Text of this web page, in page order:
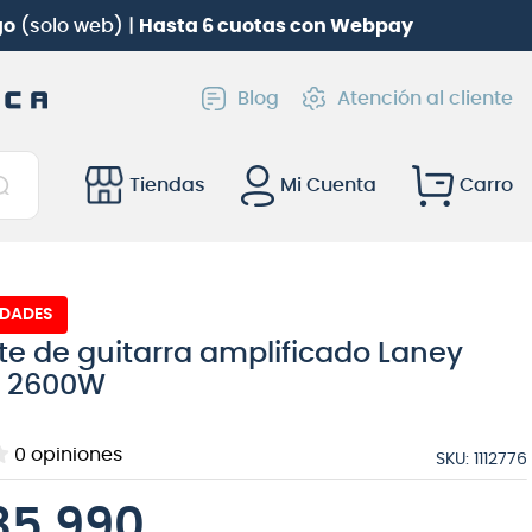
TD-02KV gratis!
Blog Atención al cliente
Tiendas
Mi Cuenta
de guitarra amplificado Laney
2600W
0 opiniones SKU: 1112776